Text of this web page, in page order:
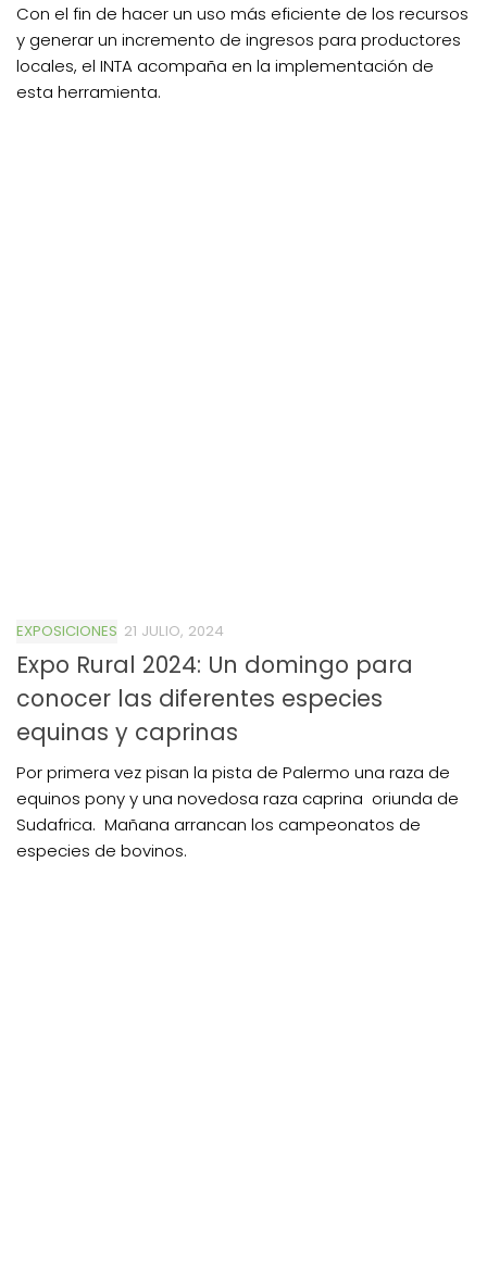
Con el fin de hacer un uso más eficiente de los recursos
y generar un incremento de ingresos para productores
locales, el INTA acompaña en la implementación de
esta herramienta.
EXPOSICIONES 21 JULIO, 2024
Expo Rural 2024: Un domingo para
conocer las diferentes especies
equinas y caprinas
Por primera vez pisan la pista de Palermo una raza de
equinos pony y una novedosa raza caprina oriunda de
Sudafrica. Mañana arrancan los campeonatos de
especies de bovinos.